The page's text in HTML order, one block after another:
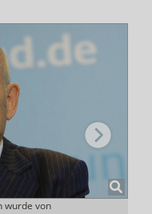
wurde von